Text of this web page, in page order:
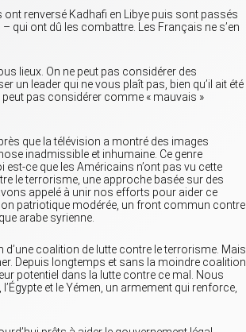
renversé Kadhafi en Libye puis sont passés
qui ont dû les combattre. Les Français ne s’en
lieux. On ne peut pas considérer des
un leader qui ne vous plaît pas, bien qu’il ait été
peut pas considérer comme « mauvais »
que la télévision a montré des images
inadmissible et inhumaine. Ce genre
ce que les Américains n’ont pas vu cette
le terrorisme, une approche basée sur des
appelé à unir nos efforts pour aider ce
patriotique modérée, un front commun contre
arabe syrienne.
coalition de lutte contre le terrorisme. Mais
Depuis longtemps et sans la moindre coalition,
potentiel dans la lutte contre ce mal. Nous
et le Yémen, un armement qui renforce,